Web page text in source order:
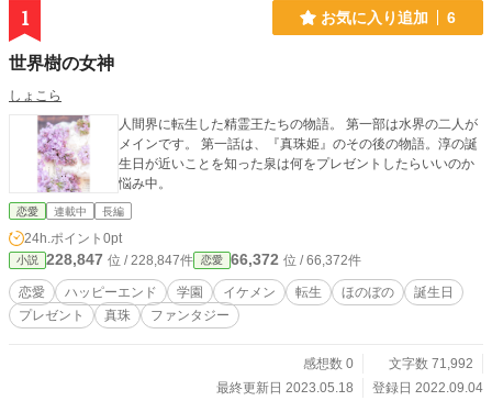
1 お気に入り追加 6
世界樹の女神
しょこら
人間界に転生した精霊王たちの物語。 第一部は水界の二人が
メインです。 第一話は、『真珠姫』のその後の物語。淳の誕
生日が近いことを知った泉は何をプレゼントしたらいいのか
悩み中。
恋愛 連載中 長編
24h.ポイント 0pt
小説 228,847 位 / 228,847件 恋愛 66,372 位 / 66,372件
恋愛 ハッピーエンド 学園 イケメン 転生 ほのぼの
誕生日
プレゼント
真珠 ファンタジー
感想数 0
文字数 71,992
最終更新日 2023.05.18
登録日 2022.09.04